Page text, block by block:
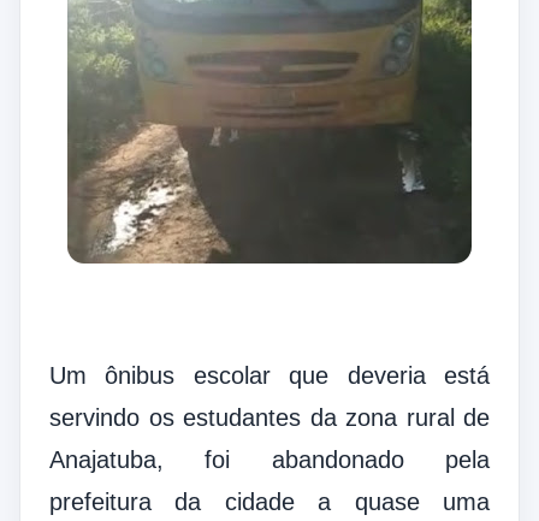
Um ônibus escolar que deveria está
servindo os estudantes da zona rural de
Anajatuba, foi abandonado pela
prefeitura da cidade a quase uma